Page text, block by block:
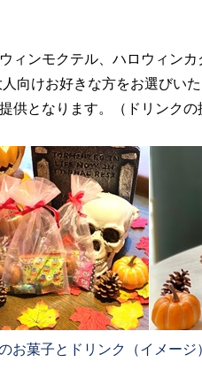
ィンモクテル、ハロウィンカ
向けお好きな方をお選びい
供となります。（ドリンク
お菓子とドリンク（イメージ